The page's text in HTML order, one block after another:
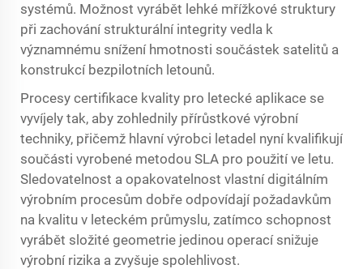
systémů. Možnost vyrábět lehké mřížkové struktury
při zachování strukturální integrity vedla k
významnému snížení hmotnosti součástek satelitů a
konstrukcí bezpilotních letounů.
Procesy certifikace kvality pro letecké aplikace se
vyvíjely tak, aby zohlednily přírůstkové výrobní
techniky, přičemž hlavní výrobci letadel nyní kvalifikují
součásti vyrobené metodou SLA pro použití ve letu.
Sledovatelnost a opakovatelnost vlastní digitálním
výrobním procesům dobře odpovídají požadavkům
na kvalitu v leteckém průmyslu, zatímco schopnost
vyrábět složité geometrie jedinou operací snižuje
výrobní rizika a zvyšuje spolehlivost.